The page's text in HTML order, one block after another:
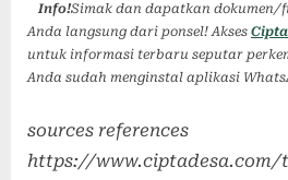
Info!Simak dan dapatkan dokumen/
Anda langsung dari ponsel! Akses
untuk informasi terbaru seputar
Anda sudah menginstal aplikasi
sources references
https://www.ciptadesa.com/